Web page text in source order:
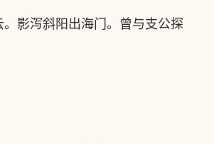
影泻斜阳出海门。曾与支公探